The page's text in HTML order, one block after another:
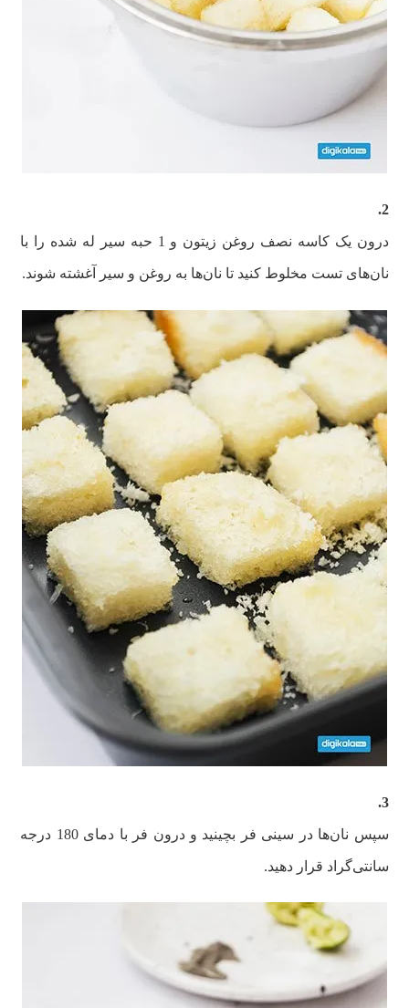
2.
درون یک کاسه نصف روغن زیتون و 1 حبه سیر له شده را با
نان‌های تست مخلوط کنید تا نان‌ها به روغن و سیر آغشته شوند.
3.
سپس نان‌ها در سینی فر بچینید و درون فر با دمای 180 درجه
سانتی‌گراد قرار دهید.